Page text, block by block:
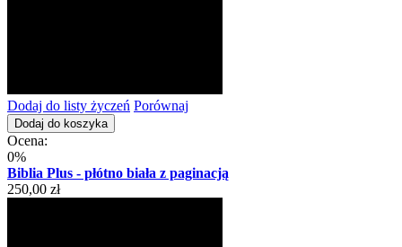
Dodaj do listy życzeń Porównaj
Dodaj do koszyka
Ocena:
0%
Biblia Plus - płótno biała z paginacją
250,00 zł